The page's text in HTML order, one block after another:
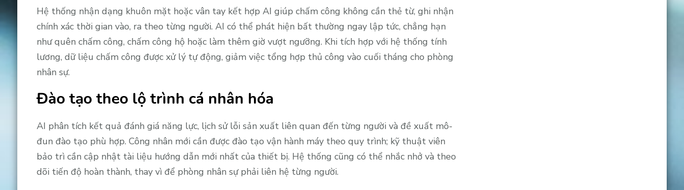
Hệ thống nhận dạng khuôn mặt hoặc vân tay kết hợp AI giúp chấm công không cần thẻ từ, ghi nhận
chính xác thời gian vào, ra theo từng người. AI có thể phát hiện bất thường ngay lập tức, chẳng hạn
như quên chấm công, chấm công hộ hoặc làm thêm giờ vượt ngưỡng. Khi tích hợp với hệ thống tính
lương, dữ liệu chấm công được xử lý tự động, giảm việc tổng hợp thủ công vào cuối tháng cho phòng
nhân sự.
Đào tạo theo lộ trình cá nhân hóa
AI phân tích kết quả đánh giá năng lực, lịch sử lỗi sản xuất liên quan đến từng người và đề xuất mô-
đun đào tạo phù hợp. Công nhân mới cần được đào tạo vận hành máy theo quy trình; kỹ thuật viên
bảo trì cần cập nhật tài liệu hướng dẫn mới nhất của thiết bị. Hệ thống cũng có thể nhắc nhở và theo
dõi tiến độ hoàn thành, thay vì để phòng nhân sự phải liên hệ từng người.